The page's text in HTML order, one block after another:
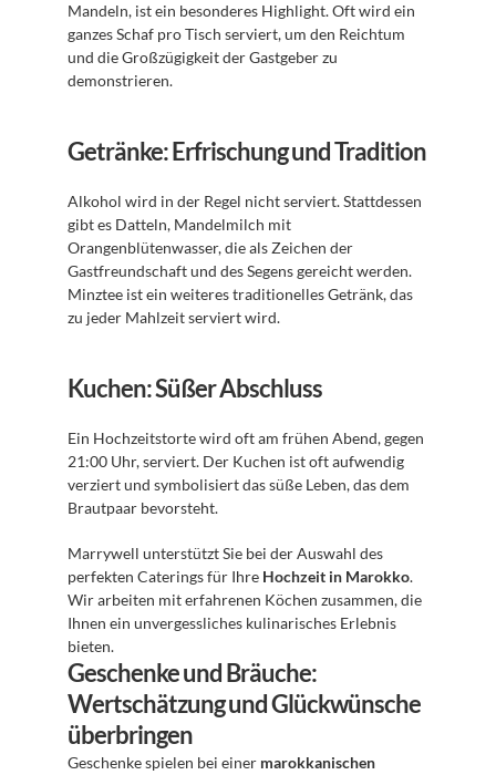
Mandeln, ist ein besonderes Highlight. Oft wird ein
ganzes Schaf pro Tisch serviert, um den Reichtum
und die Großzügigkeit der Gastgeber zu
demonstrieren.
Getränke: Erfrischung und Tradition
Alkohol wird in der Regel nicht serviert. Stattdessen
gibt es Datteln, Mandelmilch mit
Orangenblütenwasser, die als Zeichen der
Gastfreundschaft und des Segens gereicht werden.
Minztee ist ein weiteres traditionelles Getränk, das
zu jeder Mahlzeit serviert wird.
Kuchen: Süßer Abschluss
Ein Hochzeitstorte wird oft am frühen Abend, gegen
21:00 Uhr, serviert. Der Kuchen ist oft aufwendig
verziert und symbolisiert das süße Leben, das dem
Brautpaar bevorsteht.
Marrywell unterstützt Sie bei der Auswahl des
perfekten Caterings für Ihre Hochzeit in Marokko.
Wir arbeiten mit erfahrenen Köchen zusammen, die
Ihnen ein unvergessliches kulinarisches Erlebnis
bieten.
Geschenke und Bräuche:
Wertschätzung und Glückwünsche
überbringen
Geschenke spielen bei einer marokkanischen